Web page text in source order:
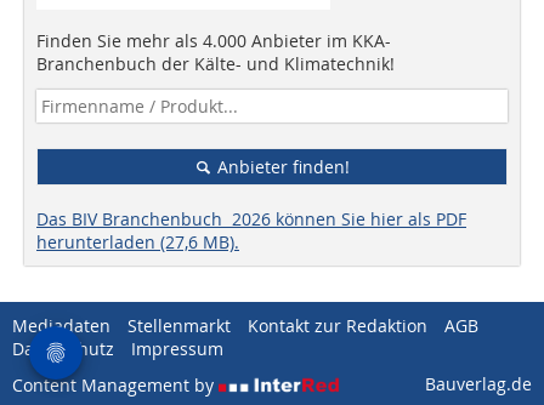
Finden Sie mehr als 4.000 Anbieter im KKA-
Branchenbuch der Kälte- und Klimatechnik!
Anbieter finden!
Das BIV Branchenbuch 2026 können Sie hier als PDF
herunterladen (27,6 MB).
Mediadaten Stellenmarkt Kontakt zur Redaktion
AGB
Datenschutz
Impressum
Content Management by
Bauverlag.de